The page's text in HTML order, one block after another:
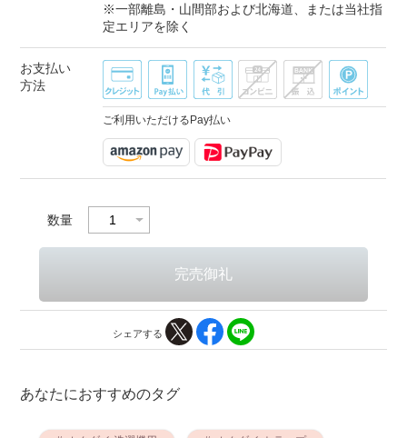
※一部離島・山間部および北海道、または当社指
定エリアを除く
お支払い
方法
ご利用いただけるPay払い
数量
シェアする
あなたにおすすめのタグ